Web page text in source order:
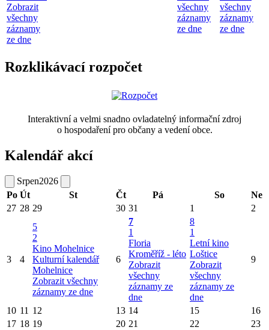
Zobrazit
všechny
záznamy
ze dne
všechny
záznamy
ze dne
všechny
záznamy
ze dne
Rozklikávací rozpočet
Interaktivní a velmi snadno ovladatelný informační zdroj
o hospodaření pro občany a vedení obce.
Kalendář akcí
Srpen2026
Po Út St Čt Pá So
Ne
27 28 29 30 31 1 2
3 4
5
2
Kino Mohelnice
Kulturní kalendář
Mohelnice
Zobrazit všechny
záznamy ze dne
6
7
1
Floria
Kroměříž - léto
Zobrazit
všechny
záznamy ze
dne
8
1
Letní kino
Loštice
Zobrazit
všechny
záznamy ze
dne
9
10 11 12 13 14 15
16
17 18 19 20 21 22
23